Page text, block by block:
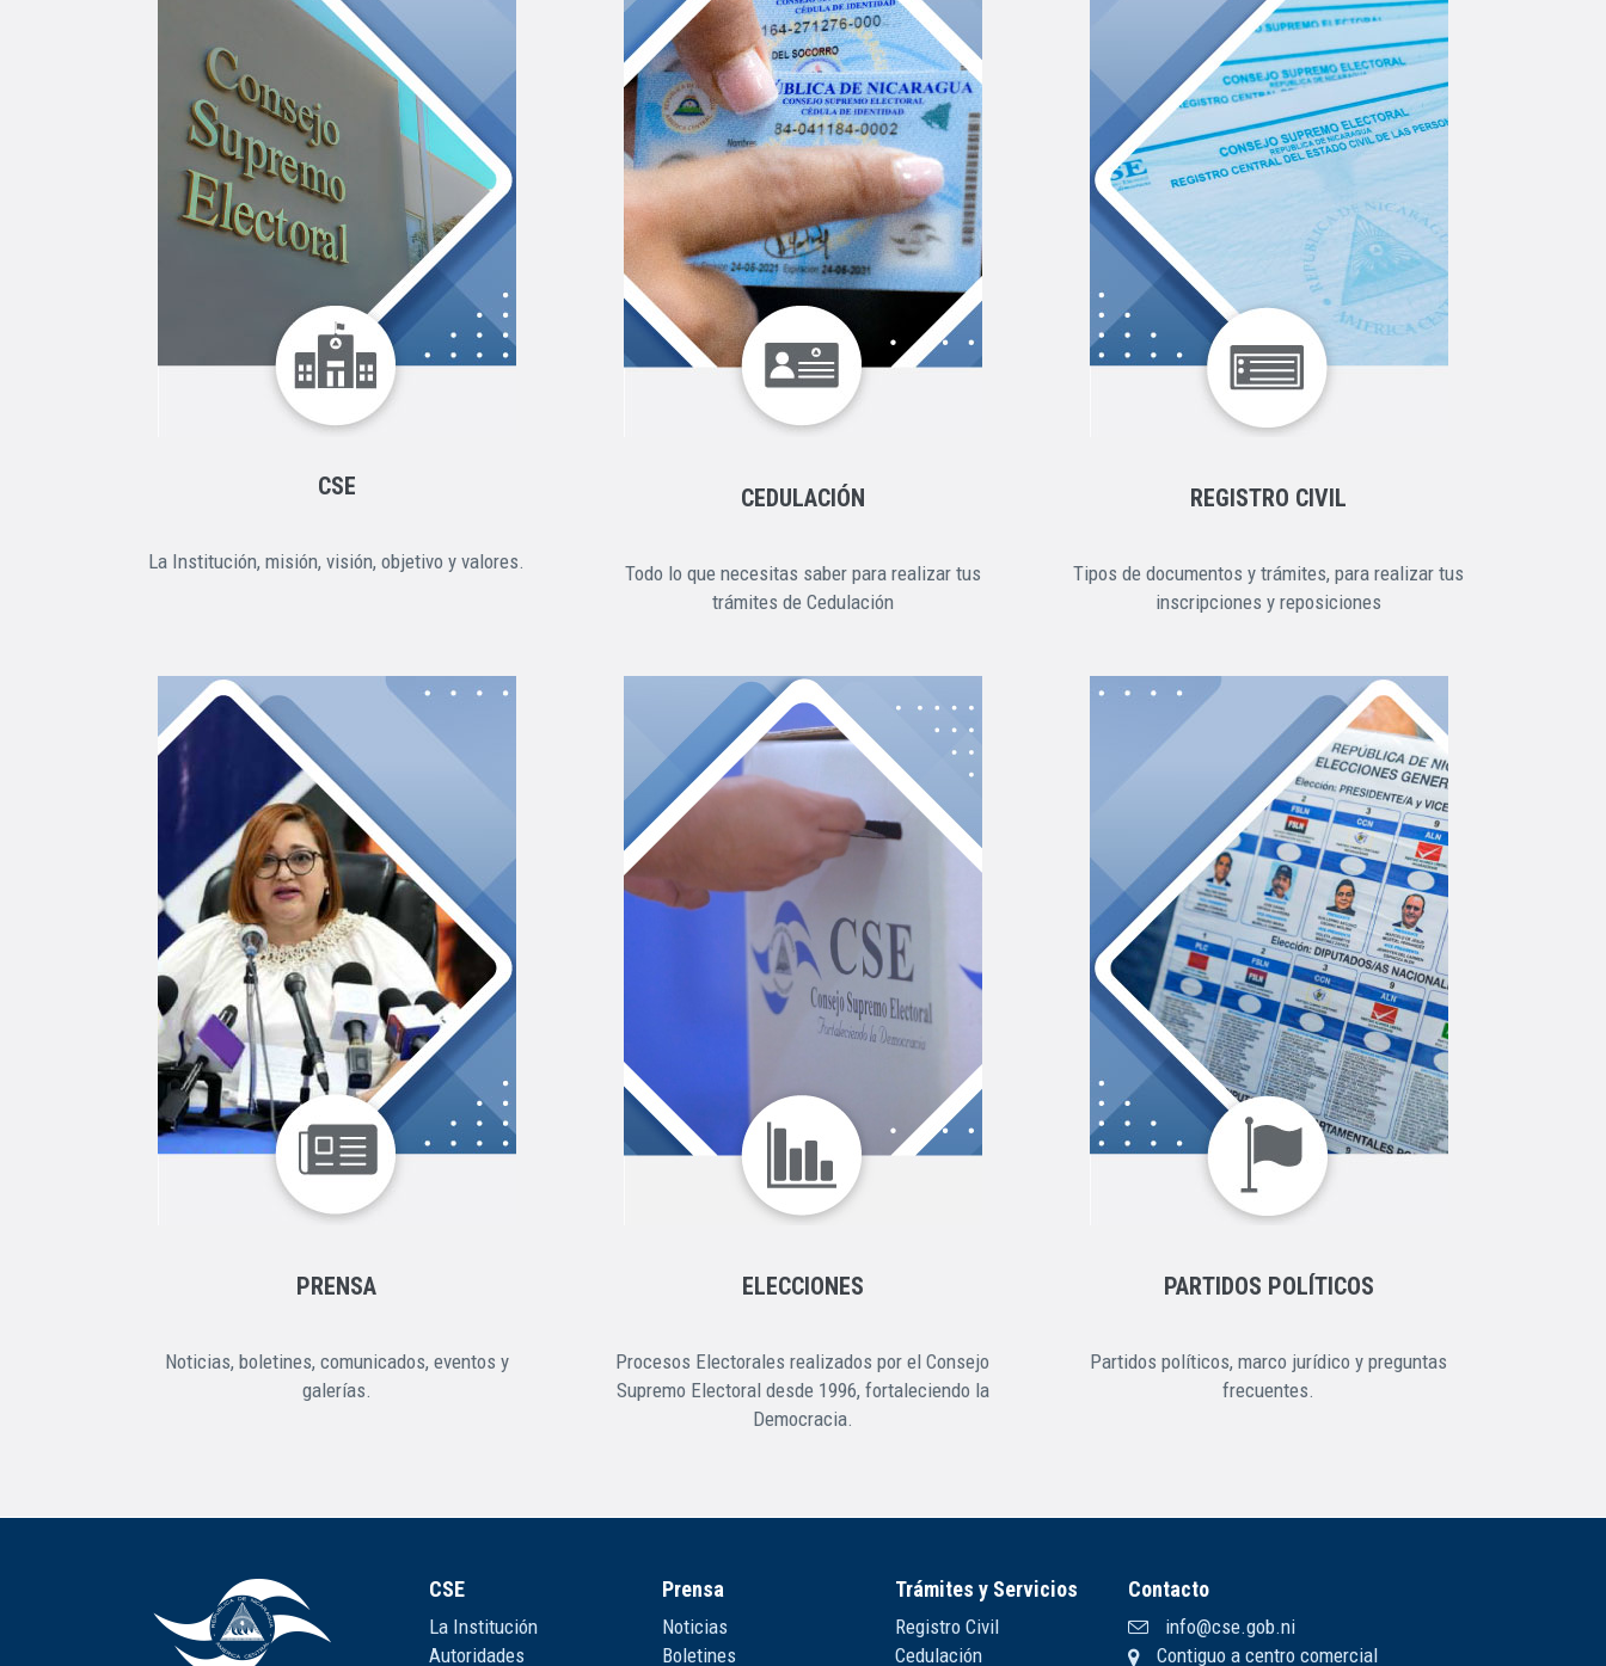
CSE
La Institución, misión, visión, objetivo y valores.
CEDULACIÓN
Todo lo que necesitas saber para realizar tus
trámites de Cedulación
REGISTRO CIVIL
Tipos de documentos y trámites, para realizar tus
inscripciones y reposiciones
PRENSA
Noticias, boletines, comunicados, eventos y
galerías.
ELECCIONES
Procesos Electorales realizados por el Consejo
Supremo Electoral desde 1996, fortaleciendo la
Democracia.
PARTIDOS POLÍTICOS
Partidos políticos, marco jurídico y preguntas
frecuentes.
CSE
La Institución
Autoridades
Prensa
Noticias
Boletines
Trámites y Servicios
Registro Civil
Cedulación
Contacto
info@cse.gob.ni
Contiguo a centro comercial